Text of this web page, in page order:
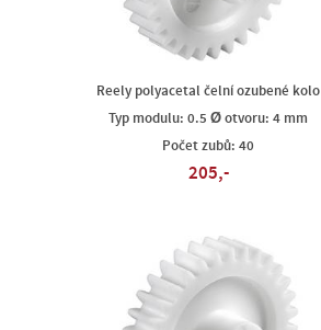
Reely polyacetal čelní ozubené kolo
Typ modulu: 0.5 Ø otvoru: 4 mm
Počet zubů: 40
205,-